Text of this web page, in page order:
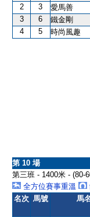
2
3 愛馬善
3
6 鐵金剛
4
5 時尚風趣
第 10 場
第三班 - 1400米 - (80-
全方位賽事重溫
名次 馬號 馬